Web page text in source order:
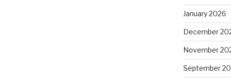
January 2026
December
November
September